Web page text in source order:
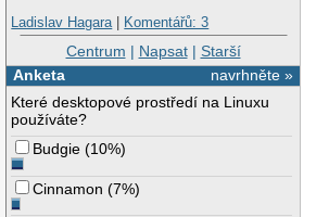
Ladislav Hagara| Komentářů: 3
Centrum | Napsat| Starší
navrhněte »
Anketa
Které desktopové prostředí na Linuxu
používáte?
Budgie (10%)
Cinnamon (7%)